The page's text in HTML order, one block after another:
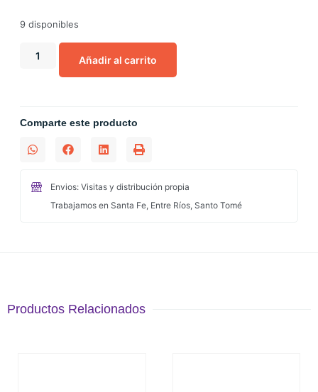
9 disponibles
Añadir al carrito
Comparte este producto
Envios: Visitas y distribución propia
Trabajamos en Santa Fe, Entre Ríos, Santo Tomé
Productos Relacionados